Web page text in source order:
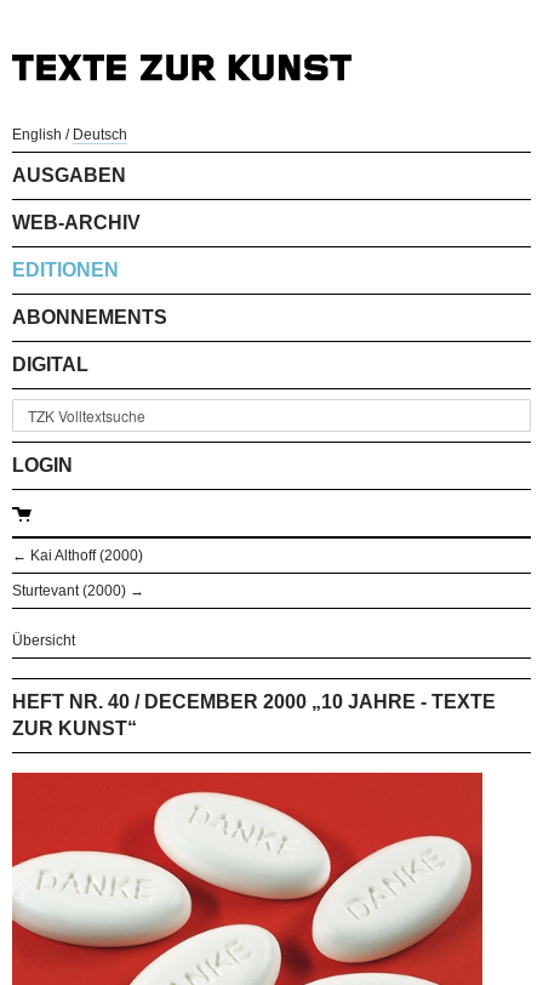
English / Deutsch
AUSGABEN
WEB-ARCHIV
EDITIONEN
ABONNEMENTS
DIGITAL
LOGIN
← Kai Althoff (2000)
Sturtevant (2000) →
Übersicht
HEFT NR. 40 / DECEMBER 2000 „10 JAHRE - TEXTE
ZUR KUNST“